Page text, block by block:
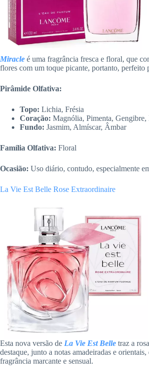
Miracle é uma fragrância fresca e floral, que
flores com um toque picante, portanto, perfeito
Pirâmide Olfativa:
Topo: Lichia, Frésia
Coração: Magnólia, Pimenta, Gengibre,
Fundo: Jasmim, Almíscar, Âmbar
Família Olfativa: Floral
Ocasião: Uso diário, contudo, especialmente
La Vie Est Belle Rose Extraordinaire
Esta nova versão de La Vie Est Belle traz a
destaque, junto a notas amadeiradas e
fragrância marcante e sensual.